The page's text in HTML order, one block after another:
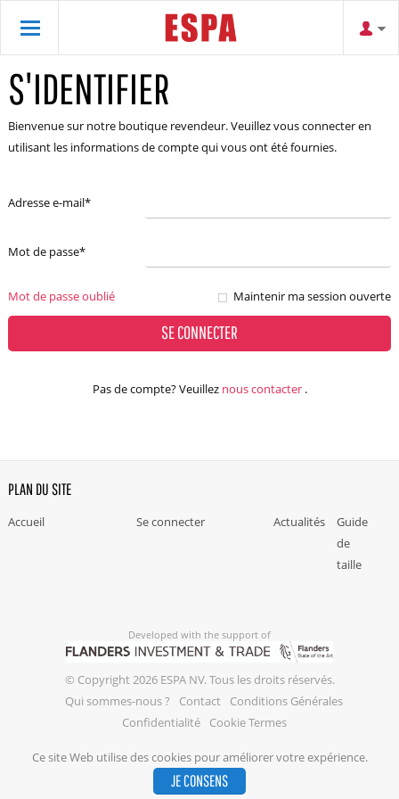
Ce site Web utilise des cookies pour améliorer votre expérience.
JE CONSENS
S'IDENTIFIER
Bienvenue sur notre boutique revendeur. Veuillez vous connecter en
utilisant les informations de compte qui vous ont été fournies.
Adresse e-mail*
Mot de passe*
Mot de passe oublié Maintenir ma session ouverte
SE CONNECTER
Pas de compte? Veuillez nous contacter.
PLAN DU SITE
Accueil Se connecter Actualités
Guide
de
taille
Developed with the support of
© Copyright 2026 ESPA NV. Tous les droits réservés.
Qui sommes-nous ?
Contact
Conditions Générales
Confidentialité
Cookie Termes